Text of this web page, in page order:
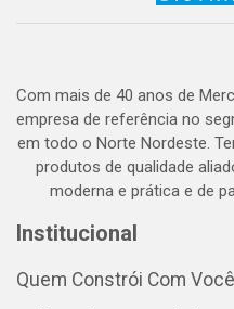
Com mais de 40 anos de
empresa de referência no
em todo o Norte Nordeste.
produtos de qualidade
moderna e prática e de
Institucional
Quem Constrói Com Você